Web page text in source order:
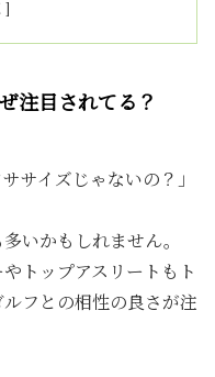
注目されてる？
サイズじゃないの？」
いかもしれません。
トップアスリートもト
フとの相性の良さが注